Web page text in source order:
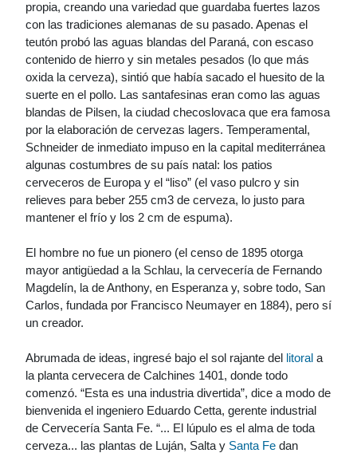
propia, creando una variedad que guardaba fuertes lazos
con las tradiciones alemanas de su pasado. Apenas el
teutón probó las aguas blandas del Paraná, con escaso
contenido de hierro y sin metales pesados (lo que más
oxida la cerveza), sintió que había sacado el huesito de la
suerte en el pollo. Las santafesinas eran como las aguas
blandas de Pilsen, la ciudad checoslovaca que era famosa
por la elaboración de cervezas lagers. Temperamental,
Schneider de inmediato impuso en la capital mediterránea
algunas costumbres de su país natal: los patios
cerveceros de Europa y el “liso” (el vaso pulcro y sin
relieves para beber 255 cm3 de cerveza, lo justo para
mantener el frío y los 2 cm de espuma).
El hombre no fue un pionero (el censo de 1895 otorga
mayor antigüedad a la Schlau, la cervecería de Fernando
Magdelín, la de Anthony, en Esperanza y, sobre todo, San
Carlos, fundada por Francisco Neumayer en 1884), pero sí
un creador.
Abrumada de ideas, ingresé bajo el sol rajante del litoral a
la planta cervecera de Calchines 1401, donde todo
comenzó. “Esta es una industria divertida”, dice a modo de
bienvenida el ingeniero Eduardo Cetta, gerente industrial
de Cervecería Santa Fe. “... El lúpulo es el alma de toda
cerveza... las plantas de Luján, Salta y Santa Fe dan